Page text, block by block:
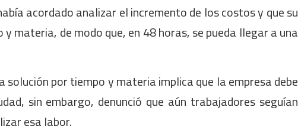
acordado analizar el incremento de los costos y que su
materia, de modo que, en 48 horas, se pueda llegar a una
por tiempo y materia implica que la empresa debe
sin embargo, denunció que aún trabajadores seguían
esa labor.